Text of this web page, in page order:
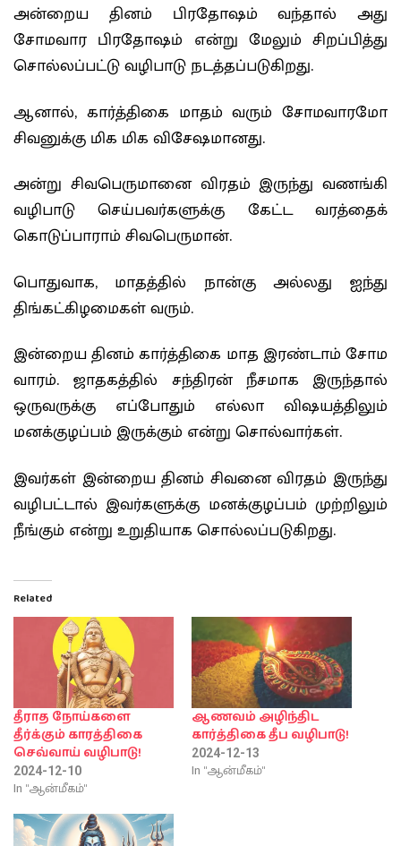
அன்றைய தினம் பிரதோஷம் வந்தால் அது
சோமவார பிரதோஷம் என்று மேலும் சிறப்பித்து
சொல்லப்பட்டு வழிபாடு நடத்தப்படுகிறது.
ஆனால், கார்த்திகை மாதம் வரும் சோமவாரமோ
சிவனுக்கு மிக மிக விசேஷமானது.
அன்று சிவபெருமானை விரதம் இருந்து வணங்கி
வழிபாடு செய்பவர்களுக்கு கேட்ட வரத்தைக்
கொடுப்பாராம் சிவபெருமான்.
பொதுவாக, மாதத்தில் நான்கு அல்லது ஐந்து
திங்கட்கிழமைகள் வரும்.
இன்றைய தினம் கார்த்திகை மாத இரண்டாம் சோம
வாரம். ஜாதகத்தில் சந்திரன் நீசமாக இருந்தால்
ஒருவருக்கு எப்போதும் எல்லா விஷயத்திலும்
மனக்குழப்பம் இருக்கும் என்று சொல்வார்கள்.
இவர்கள் இன்றைய தினம் சிவனை விரதம் இருந்து
வழிபட்டால் இவர்களுக்கு மனக்குழப்பம் முற்றிலும்
நீங்கும் என்று உறுதியாக சொல்லப்படுகிறது.
Related
தீராத நோய்களை
தீர்க்கும் காரத்திகை
செவ்வாய் வழிபாடு!
2024-12-10
In "ஆன்மீகம்"
ஆணவம் அழிந்திட
கார்த்திகை தீப வழிபாடு!
2024-12-13
In "ஆன்மீகம்"